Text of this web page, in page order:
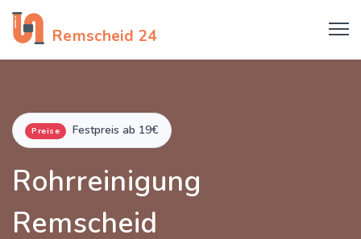
Remscheid 24
Preise Festpreis ab 19€
Rohrreinigung
Remscheid